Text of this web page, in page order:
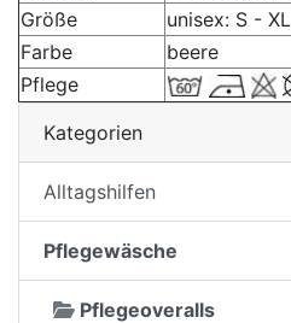
Größe
unisex: S - XL
Farbe
beere
Pflege
Kategorien
Alltagshilfen
Pflegewäsche
Pflegeoveralls